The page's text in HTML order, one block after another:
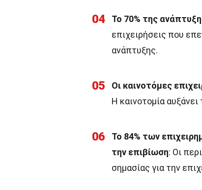
04 Το 70% της
επιχειρήσεις που
ανάπτυξης.
05 Οι καινοτόμες
Η καινοτομία
06
Το 84% των
την επιβίωση: Οι
σημασίας για την